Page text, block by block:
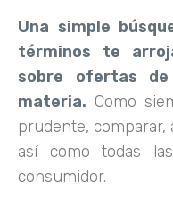
Una simple
términos te
sobre ofertas
materia. Como
prudente, comparar,
así como todas
consumidor.